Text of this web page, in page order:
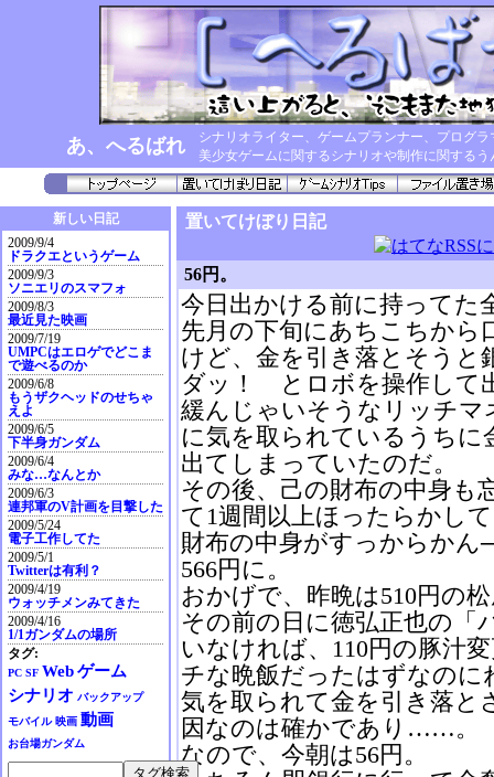
あ、へるばれ
シナリオライター、ゲームプランナー、プログ
美少女ゲームに関するシナリオや制作に関する
置いてけぼり日記
56円。
今日出かける前に持ってた
先月の下旬にあちこちから
けど、金を引き落とそうと
ダッ！ とロボを操作して
緩んじゃいそうなリッチ
に気を取られているうち
出てしまっていたのだ。
その後、己の財布の中身も
て1週間以上ほったらかし
財布の中身がすっからか
566円に。
おかげで、昨晩は510円の
その前の日に徳弘正也の「
いなければ、110円の豚汁
チな晩飯だったはずなの
気を取られて金を引き落と
因なのは確かであり……。
なので、今朝は56円。
新しい日記
2009/9/4
ドラクエというゲーム
2009/9/3
ソニエリのスマフォ
2009/8/3
最近見た映画
2009/7/19
UMPCはエロゲでどこま
で遊べるのか
2009/6/8
もうザクヘッドのせちゃ
えよ
2009/6/5
下半身ガンダム
2009/6/4
みな…なんとか
2009/6/3
連邦軍のV計画を目撃した
2009/5/24
電子工作してた
2009/5/1
Twitterは有利？
2009/4/19
ウォッチメンみてきた
2009/4/16
1/1ガンダムの場所
タグ:
PC SF Webゲーム
シナリオ バックアップ
モバイル 映画 動画
お台場ガンダム